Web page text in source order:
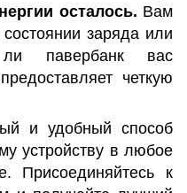
осталось. Вам
заряда или
ли павербанк вас
четкую
и удобный способ
устройству в любое
к